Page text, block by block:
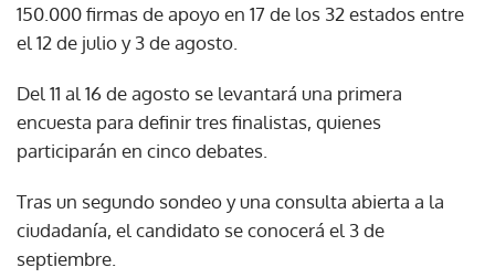
150.000 firmas de apoyo en 17 de los 32 estados entre
el 12 de julio y 3 de agosto.
Del 11 al 16 de agosto se levantará una primera
encuesta para definir tres finalistas, quienes
participarán en cinco debates.
Tras un segundo sondeo y una consulta abierta a la
ciudadanía, el candidato se conocerá el 3 de
septiembre.